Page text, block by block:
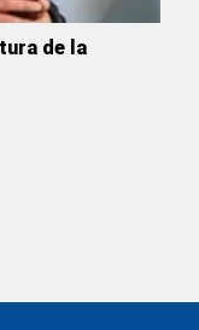
de la